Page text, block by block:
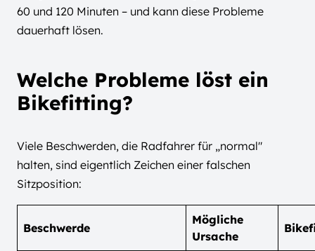
60 und 120 Minuten – und kann diese Probleme
dauerhaft lösen.
Welche Probleme löst ein
Bikefitting?
Viele Beschwerden, die Radfahrer für „normal"
halten, sind eigentlich Zeichen einer falschen
Sitzposition:
Beschwerde
Mögliche
Ursache